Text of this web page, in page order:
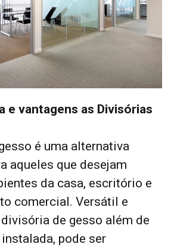
e vantagens as Divisórias
é uma alternativa
aqueles que desejam
da casa, escritório e
comercial. Versátil e
de gesso além de
pode ser